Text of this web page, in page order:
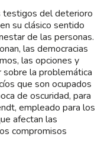
testigos del deterioro
su clásico sentido
de las personas.
las democracias
las opciones y
la problemática
que son ocupados
de oscuridad, para
empleado para los
afectan las
compromisos